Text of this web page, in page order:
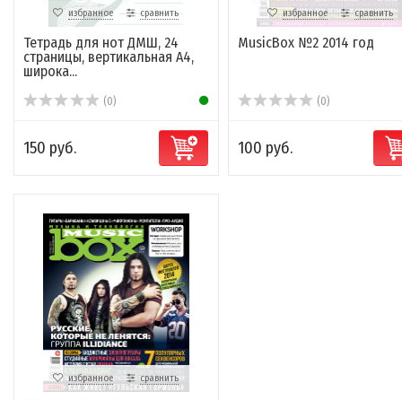
избранное сравнить
Тетрадь для нот ДМШ, 24
страницы, вертикальная А4,
широка...
(0)
150 руб.
избранное сравнить
MusicBox №2 2014 год
(0)
100 руб.
избранное сравнить